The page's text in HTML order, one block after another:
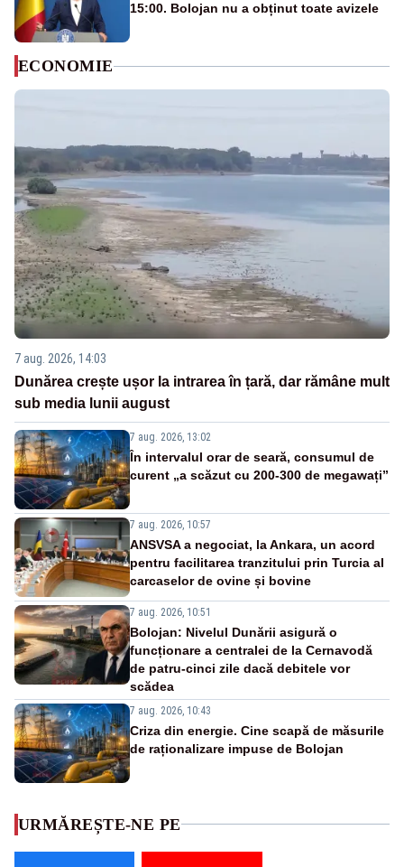
15:00. Bolojan nu a obținut toate avizele
ECONOMIE
7 aug. 2026, 14:03
Dunărea crește ușor la intrarea în țară, dar rămâne mult
sub media lunii august
7 aug. 2026, 13:02
În intervalul orar de seară, consumul de
curent „a scăzut cu 200-300 de megawați”
7 aug. 2026, 10:57
ANSVSA a negociat, la Ankara, un acord
pentru facilitarea tranzitului prin Turcia al
carcaselor de ovine și bovine
7 aug. 2026, 10:51
Bolojan: Nivelul Dunării asigură o
funcționare a centralei de la Cernavodă
de patru-cinci zile dacă debitele vor
scădea
7 aug. 2026, 10:43
Criza din energie. Cine scapă de măsurile
de raționalizare impuse de Bolojan
URMĂREȘTE-NE PE